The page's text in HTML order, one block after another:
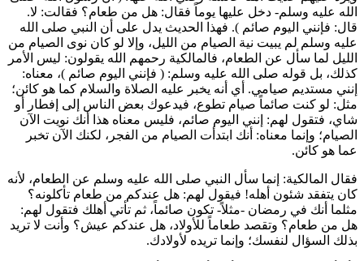
الله عليه وسلم- دخل عليها يوماً فقال: هل من طعام؟ فقالت: لا.
قال: فإنني اليوم صائم ). فهذا الحديث يدل على أن النبي صلى الله
عليه وسلم لم يبيت نية الصيام من الليل، وإلا لو كان نوى الصيام من
الليل لما سأل عن الطعام، فالمالكية رحمهم الله يقولون: ليس الأمر
كذلك، بل قوله صلى الله عليه وسلم: ( فإنني اليوم صائم )، معناه:
إنني مستديم صيامي. أي أنه يخبر عليه الصلاة والسلام كما هو كائن؛
مثل: لو كنت صائماً صيام تطوع، فيدعوك بعض الناس إلى إفطار أو
شاي، فتقول لهم: إنني اليوم صائم، فليس معناه هذا أنك نويت الآن
الصيام؛ وإنما معناه: أنك ابتدأت الصيام من الفجر، لكنك الآن تخبر
عما هو كائن.
فقال المالكية: إنما سأل النبي صلى الله عليه وسلم عن الطعام، لأنه
كان يتفقد شئون أهله! فيقول لهم: هل عندكم من طعام تأكلونه؟
مثلما أنك في رمضان -مثلاً- تكون صائماً، ثم تأتي أهلك فتقول لهم:
هل من طعام؟ وتقصد طعاماً للأولاد، هل عندكم عيش؟ وأنت لا تريد
بذلك السؤال لنفسك؛ وإنما تريده لأولادك.